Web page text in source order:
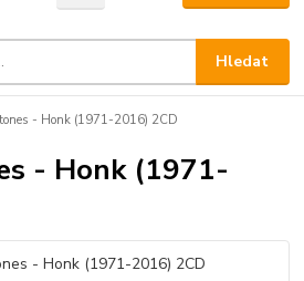
Hledat
- Honk (1971-2016) 2CD
- Honk (1971-